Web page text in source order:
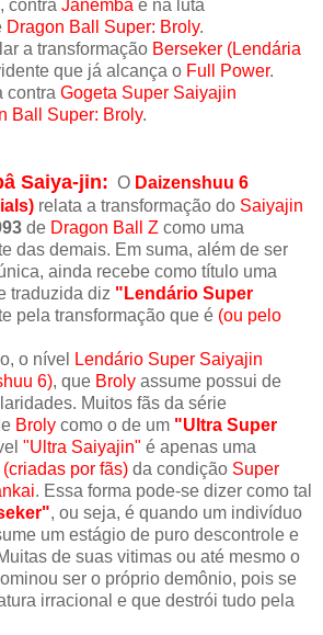
, contra Janemba e na luta
Dragon Ball Super: Broly.
a transformação Berseker (Lendária
que já alcança o Full Power.
contra Gogeta Super Saiyajin
Ball Super: Broly.
Saiya-jin: O Daizenshuu 6
relata a transformação do Saiyajin
de Dragon Ball Z como uma
das demais. Em suma, além de ser
ainda recebe como título uma
traduzida diz "Lendário Super
pela transformação que é (ou pelo
o nível
Lendário Super Saiyajin
6), que Broly assume possui de
Muitos fãs da série
Broly como o de um "Ultra Super
"Ultra Saiyajin" é apenas uma
(criadas por fãs) da condição Super
. Essa forma pode-se dizer como tal
, ou seja, é quando um indivíduo
um estágio de puro descontrole e
de suas vitimas ou até mesmo o
ser o próprio demônio, pois se
irracional e que destrói tudo pela